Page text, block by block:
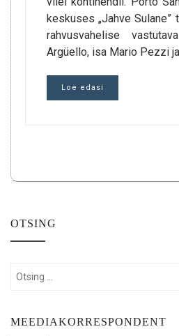
keskuses „Jahve Sulane”
rahvusvahelise
Argüello, isa Mario Pezzi
Loe edasi
OTSING
Search
MEEDIAKORRESPONDENT